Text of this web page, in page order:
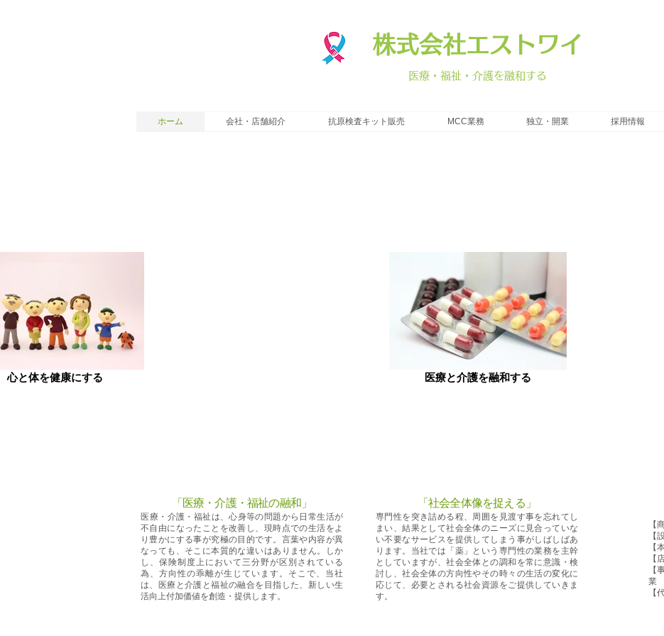
株式会社エストワイ
​医療・福祉・介護を融和する
ホーム 会社・店舗紹介 抗原検査キット販売 MCC業務 独立・開業 採用情報
心と体を健康にする 医療と介護を融和する
「医療・介護・福祉の融和」
​医療・介護・福祉は、心身等の問題から日常生活が
不自由になったことを改善し、現時点での生活をよ
り豊かにする事が究極の目的です。言葉や内容が異
なっても、そこに本質的な違いはありません。しか
し、保険制度上において三分野が区別されている
為、方向性の乖離が生じています。そこで、当社
は、医療と介護と福祉の融合を目指した、新しい生
活向上付加価値を創造・提供します。
「社会全体像を捉える 」
専門性を突き詰める程、周囲を見渡す事を忘れてし
まい、結果として社会全体のニーズに見合っていな
い不要なサービスを提供してしまう事がしばしばあ
ります。当社では「薬」という専門性の業務を主幹
としていますが、社会全体との調和を常に意識・検
討し、社会全体の方向性やその時々の生活の変化に
応じて、必要とされる社会資源をご提供していきま
す。
【
【
【
【
業